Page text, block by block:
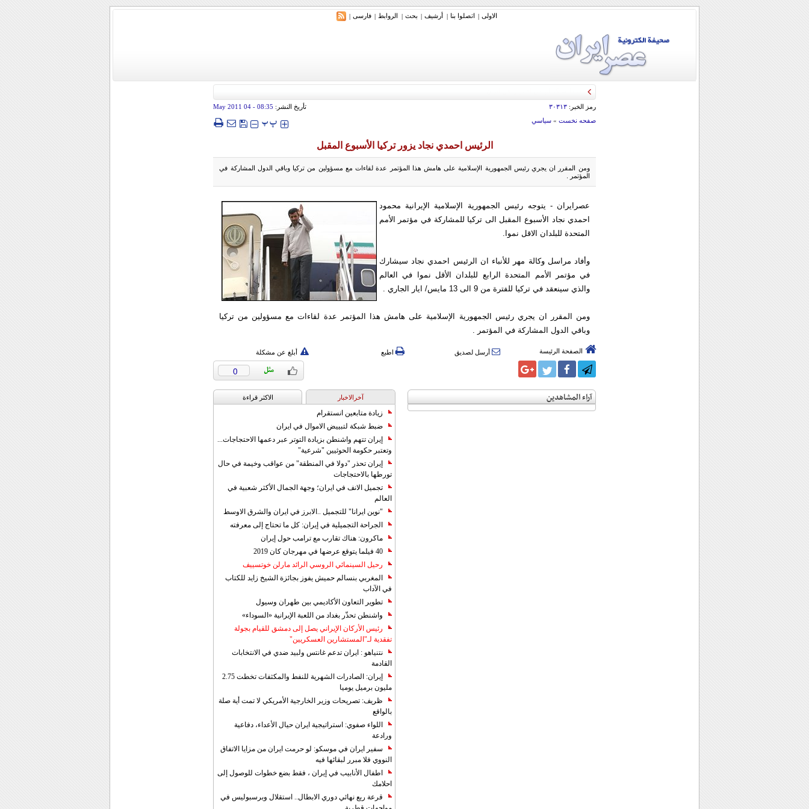
الاولی | اتصلوا بنا | أرشیف | بحث | الروابط | فارسی |
رمز الخبر: ۳۰۳۱۳ تأريخ النشر: 08:35
- 04 May 2011
صفحه نخست» سياسي ‍‍‍ پپ
الرئيس احمدي نجاد يزور تركيا الأسبوع المقبل
ومن المقرر ان يجري رئيس الجمهورية الإسلامية على هامش هذا المؤتمر عدة لقاءات مع مسؤولين من تركيا وباقي الدول المشاركة في
المؤتمر .
عصرايران - يتوجه رئيس الجمهورية الإسلامية الإيرانية محمود
احمدي نجاد الأسبوع المقبل الى تركيا للمشاركة في مؤتمر الأمم
المتحدة للبلدان الاقل نموا.
وأفاد مراسل وكالة مهر للأنباء ان الرئيس احمدي نجاد سيشارك
في مؤتمر الأمم المتحدة الرابع للبلدان الأقل نموا في العالم
والذي سينعقد في تركيا للفترة من 9 الى 13 مايس/ ايار الجاري .
ومن المقرر ان يجري رئيس الجمهورية الإسلامية على هامش هذا المؤتمر عدة لقاءات مع مسؤولين من تركيا
وباقي الدول المشاركة في المؤتمر .
الصفحة الرئيسة أرسل لصديق اطبع أبلغ عن مشكلة
0
آراء المشاهدين آخرالاخبار الاکثر قراءة
زيادة متابعين انستقرام
ضبط شبكة لتبييض الاموال في ايران
إيران تتهم واشنطن بزيادة التوتر عبر دعمها الاحتجاجات...
وتعتبر حكومة الحوثيين "شرعية"
إيران تحذر "دولا في المنطقة" من عواقب وخيمة في حال
تورطها بالاحتجاجات
تجميل الانف في ايران؛ وجهة الجمال الأكثر شعبية في
العالم
"نوين ايرانا" للتجميل ..الابرز في ايران والشرق الاوسط
الجراحة التجميلية في إيران: كل ما تحتاج إلى معرفته
ماكرون: هناك تقارب مع ترامب حول إيران
40 فيلما يتوقع عرضها في مهرجان كان 2019
رحيل السينمائي الروسي الرائد مارلن خوتسييف
المغربي بنسالم حميش يفوز بجائزة الشيخ زايد للكتاب
في الآداب
تطوير التعاون الأكاديمي بين طهران وسيول
واشنطن تحذّر بغداد من اللعبة الإيرانية «السوداء»
رئيس الأركان الإيراني يصل إلى دمشق للقيام بجولة
تفقدية لـ"المستشارين العسكريين"
نتنياهو : ايران تدعم غانتس ولبيد ضدي في الانتخابات
القادمة
إيران: الصادرات الشهریة للنفط والمكثفات تخطت 2.75
مليون برميل يوميا
ظريف: تصريحات وزير الخارجية الأمريكي لا تمت أية صلة
بالواقع
اللواء صفوي: استراتيجية ايران حيال الأعداء، دفاعية
ورادعة
سفير ايران في موسكو: لو حرمت ايران من مزايا الاتفاق
النووي فلا مبرر لبقائها فيه
اطفال الأنابيب في إيران ، فقط بضع خطوات للوصول إلى
احلامك
قرعة ربع نهائي دوري الابطال.. استقلال وبرسبوليس في